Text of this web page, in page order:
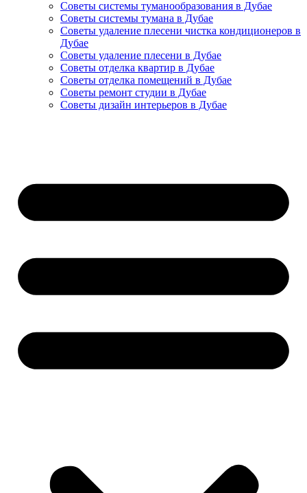
Советы системы туманообразования в Дубае
Советы системы тумана в Дубае
Советы удаление плесени чистка кондиционеров в
Дубае
Советы удаление плесени в Дубае
Советы отделка квартир в Дубае
Советы отделка помещений в Дубае
Советы ремонт студии в Дубае
Советы дизайн интерьеров в Дубае